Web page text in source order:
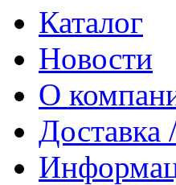
Каталог
Новости
О
Доставка